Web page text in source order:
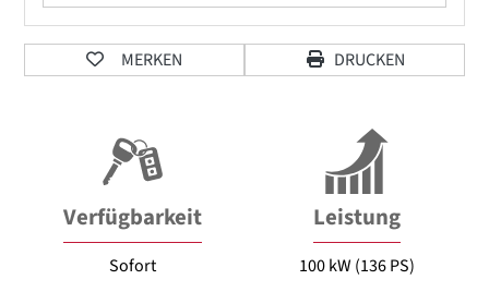
MERKEN DRUCKEN
Verfügbarkeit
Sofort
Leistung
100 kW (136 PS)